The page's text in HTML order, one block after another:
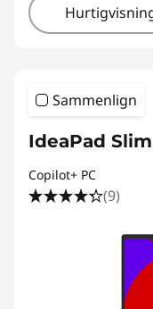
Sammenlign
IdeaPad Slim
Copilot+ PC
(9)